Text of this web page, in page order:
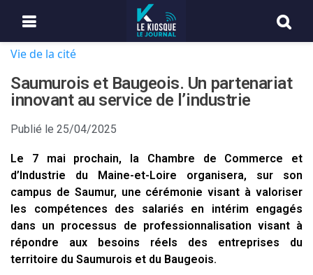
Vie de la cité
Saumurois et Baugeois. Un partenariat
innovant au service de l’industrie
Publié le 25/04/2025
Le 7 mai prochain, la Chambre de Commerce et
d’Industrie du Maine-et-Loire organisera, sur son
campus de Saumur, une cérémonie visant à valoriser
les compétences des salariés en intérim engagés
dans un processus de professionnalisation visant à
répondre aux besoins réels des entreprises du
territoire du Saumurois et du Baugeois.